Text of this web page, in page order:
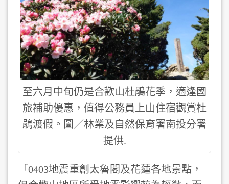
至六月中旬仍是合歡山杜鵑花季，適逢國
旅補助優惠，值得公務員上山住宿觀賞杜
鵑渡假。圖／林業及自然保育署南投分署
提供.
「0403地震重創太魯閣及花蓮各地景點，